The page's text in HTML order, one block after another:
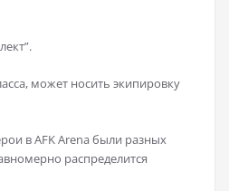
может носить экипировку
в AFK Arena были разных
распределится